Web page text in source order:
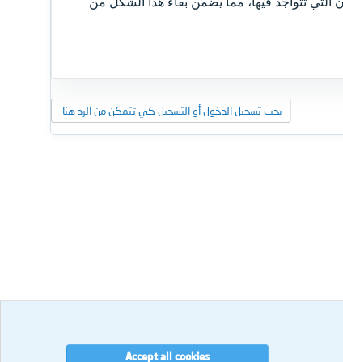
يجب تسجيل الدخول أو التسجيل كي تتمكن من الرد هنا.
سياسة الخصوصية مساعدة الرئيسيةAccept all cookies